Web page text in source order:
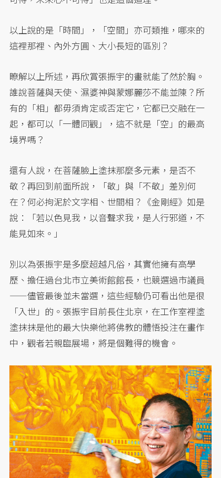
以上說的是「時間」，「空間」亦可類推，哪來的
這裡那裡、內外方圓、大小長短的區別？
瞭解以上所述，再欣賞張振宇的畫就能了然於胸。
誰說菩薩與天使、濕婆神與蒙娜麗莎不能並陳？所
有的「相」都毋須肯定或否定它，它都已交融在一
起，都可以「一體同觀」，這不就是「空」的最高
境界嗎？
還有人說，在菩薩臉上塗抹那麼多元素，是否不
敬？再回到前面所說，「敬」與「不敬」差別何
在？何必拘泥於文字相、世間相？《金剛經》如是
說：「若以色見我，以音聲求我，是人行邪道，不
能見如來。」
別以為張振宇是多麼超越凡俗，其實他擁有高學
歷、擔任過台北市立美術館館長，也競選過市議員
——儘管最後並未當選，這些經驗仍可看出他是很
「入世」的。張振宇目前長住北京，在工作室裡塗
塗抹抹是他的最大快樂他將佛教的體悟投注在畫作
中，觀者若親臨展場，將是個難得的機會。